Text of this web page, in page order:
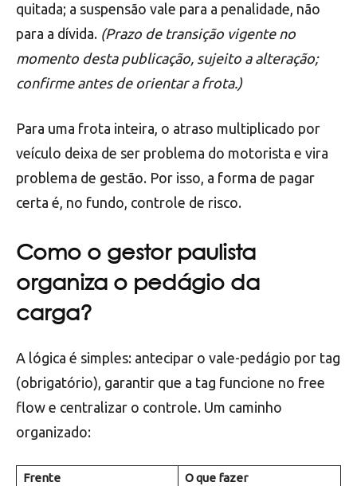
quitada; a suspensão vale para a penalidade, não
para a dívida. (Prazo de transição vigente no
momento desta publicação, sujeito a alteração;
confirme antes de orientar a frota.)
Para uma frota inteira, o atraso multiplicado por
veículo deixa de ser problema do motorista e vira
problema de gestão. Por isso, a forma de pagar
certa é, no fundo, controle de risco.
Como o gestor paulista
organiza o pedágio da
carga?
A lógica é simples: antecipar o vale-pedágio por tag
(obrigatório), garantir que a tag funcione no free
flow e centralizar o controle. Um caminho
organizado:
Frente O que fazer